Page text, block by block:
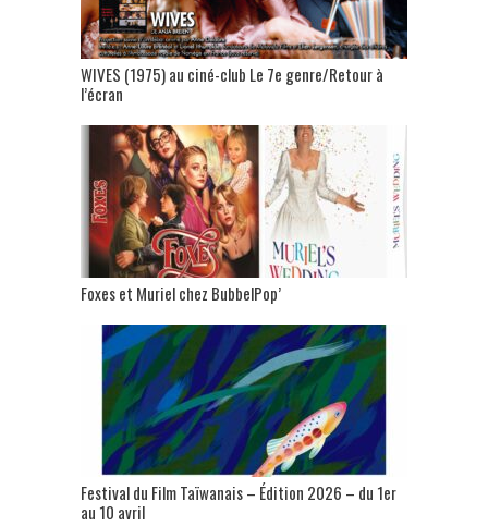
WIVES (1975) au ciné-club Le 7e genre/Retour à
l’écran
Foxes et Muriel chez BubbelPop’
Festival du Film Taïwanais – Édition 2026 – du 1er
au 10 avril